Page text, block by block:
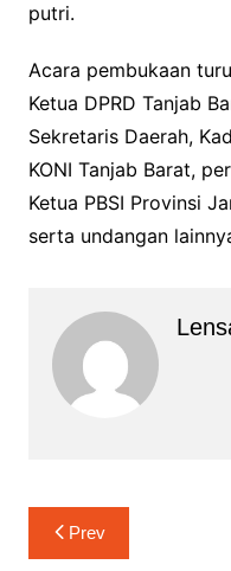
putri.
Acara pembukaan
Ketua DPRD Tanjab
Sekretaris Daerah,
KONI Tanjab Barat,
Ketua PBSI Provinsi
serta undangan
Navigasi
pos
Prev